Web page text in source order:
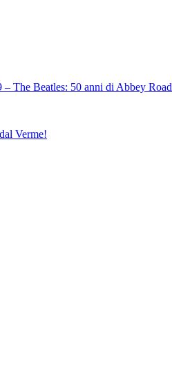
Beatles: 50 anni di Abbey Road
Verme!